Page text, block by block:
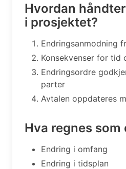
Hvordan
i prosjektet?
Endringsanmodning
Konsekvenser for tid
Endringsordre
parter
Avtalen oppdateres
Hva regnes som
Endring i omfang
Endring i tidsplan